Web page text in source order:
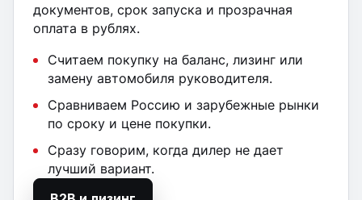
документов, срок запуска и прозрачная
оплата в рублях.
Считаем покупку на баланс, лизинг или
замену автомобиля руководителя.
Сравниваем Россию и зарубежные рынки
по сроку и цене покупки.
Сразу говорим, когда дилер не дает
лучший вариант.